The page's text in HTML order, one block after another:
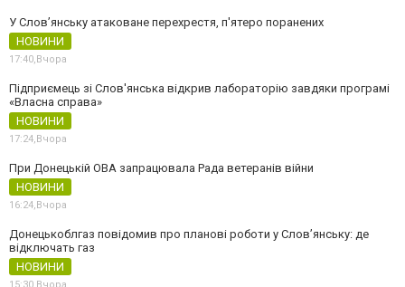
У Слов’янську атаковане перехрестя, п'ятеро поранених
НОВИНИ
17:40,Вчора
Підприємець зі Слов'янська відкрив лабораторію завдяки програмі
«Власна справа»
НОВИНИ
17:24,Вчора
При Донецькій ОВА запрацювала Рада ветеранів війни
НОВИНИ
16:24,Вчора
Донецькоблгаз повідомив про планові роботи у Слов’янську: де
відключать газ
НОВИНИ
15:30,Вчора